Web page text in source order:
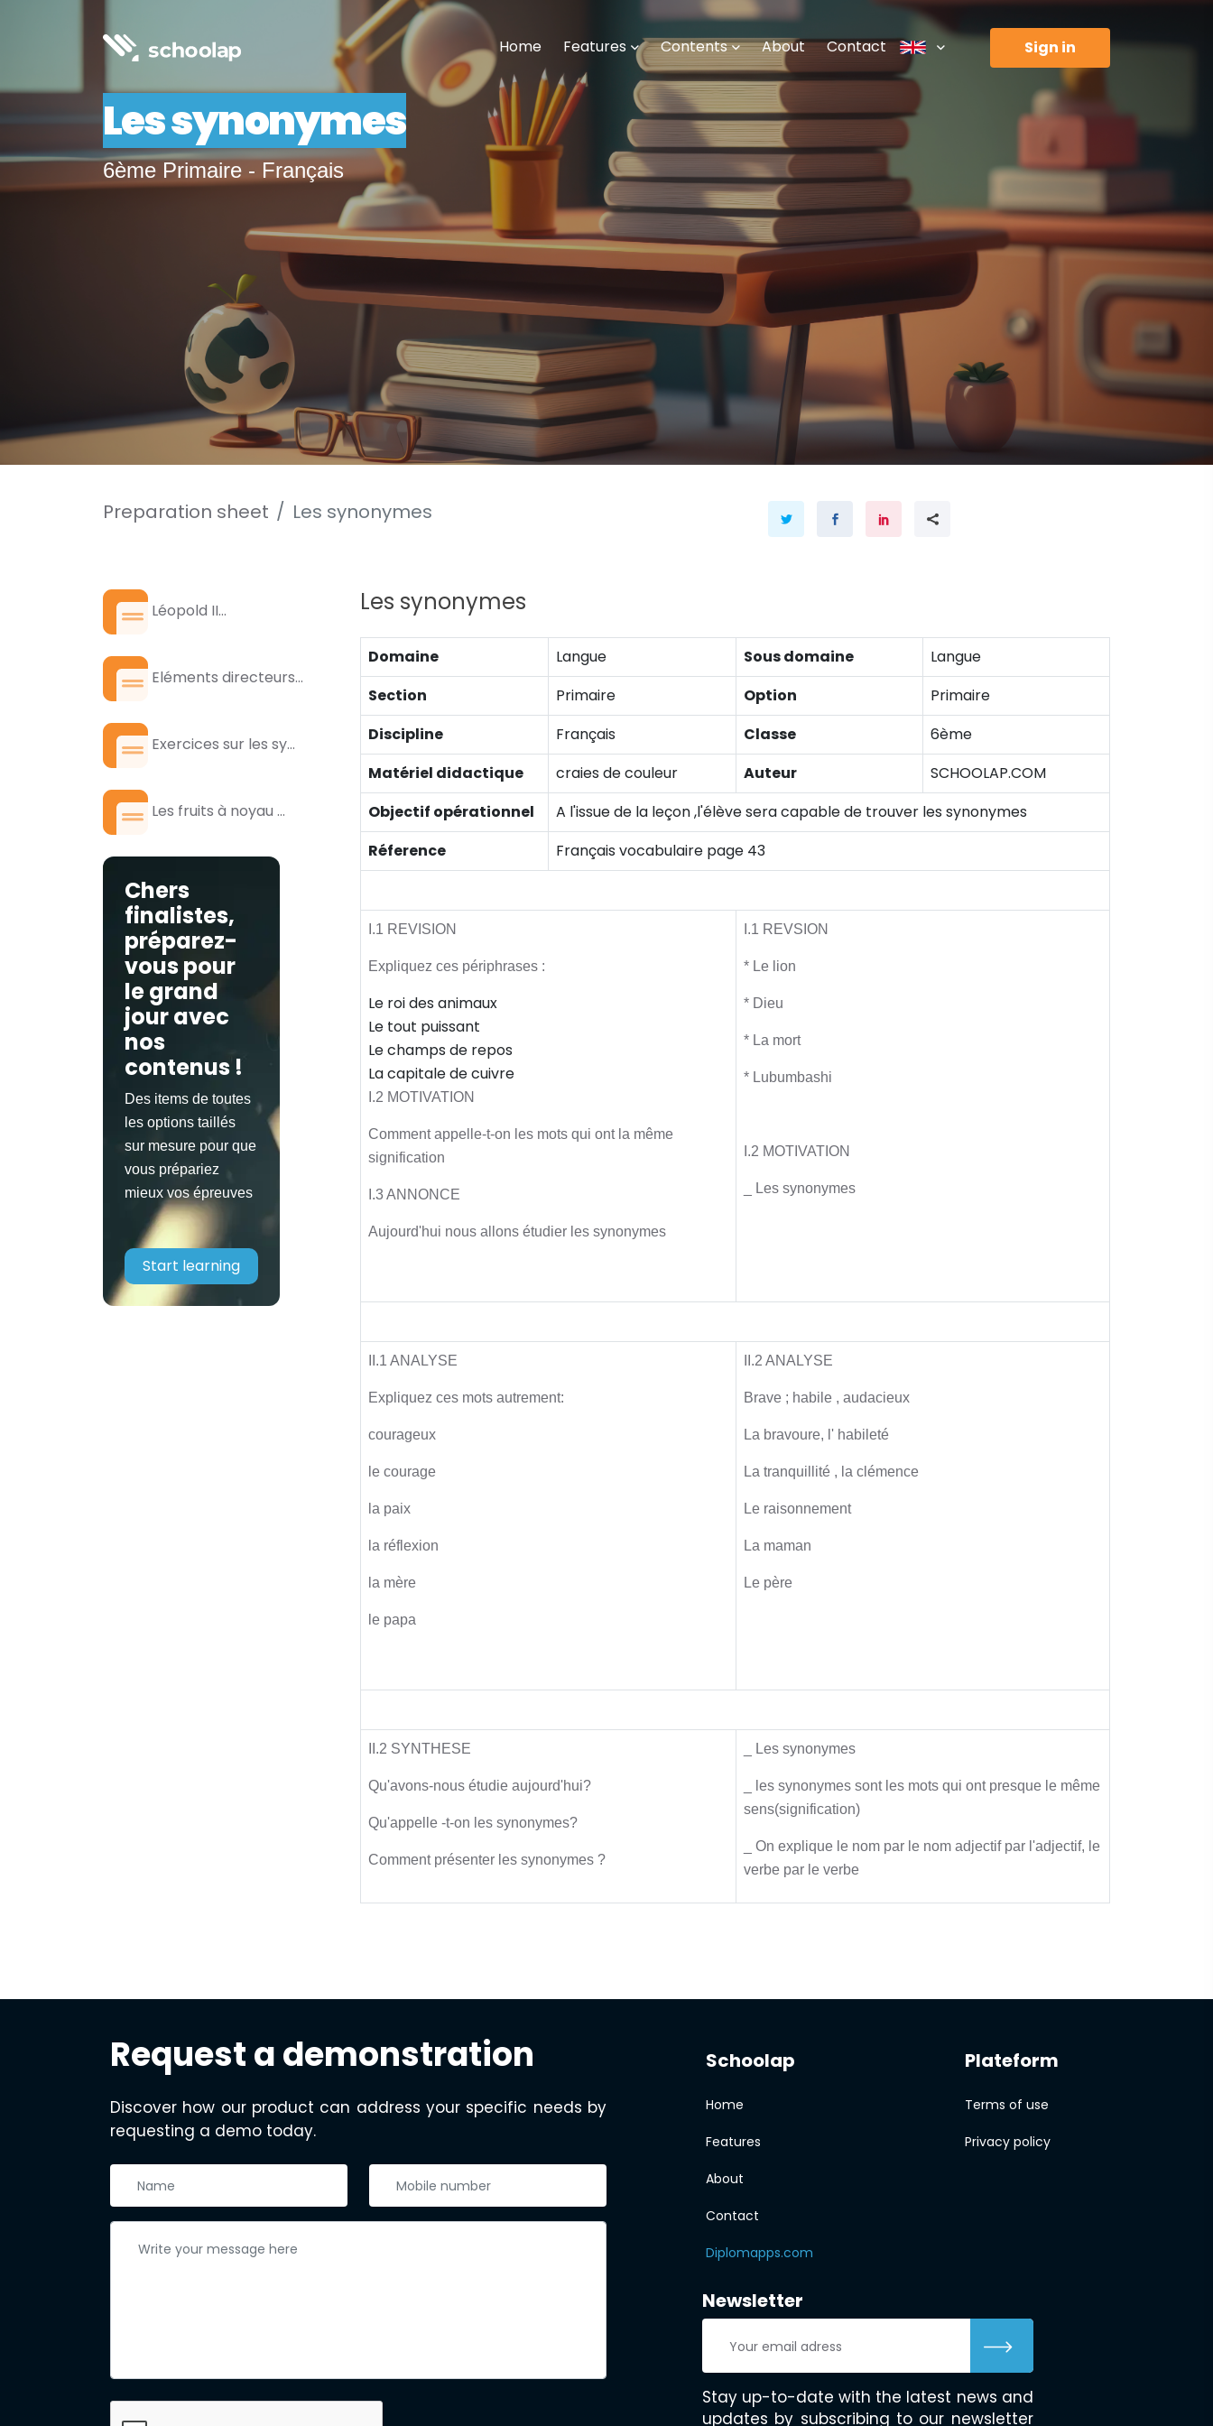
Home Features Contents About Contact sign in
Les synonymes
6ème Primaire - Français
Preparation sheet Les synonymes
Léopold II...
Eléments directeurs...
Exercices sur les sy...
Les fruits à noyau ...
Chers
finalistes,
préparez-
vous pour
le grand
jour avec
nos
contenus !
Des items de toutes
les options taillés
sur mesure pour que
vous prépariez
mieux vos épreuves
Start learning
Les synonymes
Domaine Langue Sous domaine
Langue
Section
Primaire Option
Primaire
Discipline
Français Classe
6ème
Matériel didactique
craies de couleur Auteur
SCHOOLAP.COM
Objectif opérationnel
A l'issue de la leçon ,l'élève sera capable de trouver les synonymes
Réference
Français vocabulaire page 43
I.1 REVISION
Expliquez ces périphrases :
Le roi des animaux
Le tout puissant
Le champs de repos
La capitale de cuivre
I.2 MOTIVATION
Comment appelle-t-on les mots qui ont la même
signification
I.3 ANNONCE
Aujourd'hui nous allons étudier les synonymes
I.1 REVSION
* Le lion
* Dieu
* La mort
* Lubumbashi
I.2 MOTIVATION
_ Les synonymes
II.1 ANALYSE
Expliquez ces mots autrement:
courageux
le courage
la paix
la réflexion
la mère
le papa
II.2 ANALYSE
Brave ; habile , audacieux
La bravoure, l' habileté
La tranquillité , la clémence
Le raisonnement
La maman
Le père
II.2 SYNTHESE
Qu'avons-nous étudie aujourd'hui?
Qu'appelle -t-on les synonymes?
Comment présenter les synonymes ?
_ Les synonymes
_ les synonymes sont les mots qui ont presque le même
sens(signification)
_ On explique le nom par le nom adjectif par l'adjectif, le
verbe par le verbe
Request a demonstration
Discover how our product can address your specific needs by
requesting a demo today.
Schoolap
Home
Features
About
Contact
Diplomapps.com
Plateform
Terms of use
Privacy policy
Newsletter
Stay up-to-date with the latest news and
updates by subscribing to our newsletter